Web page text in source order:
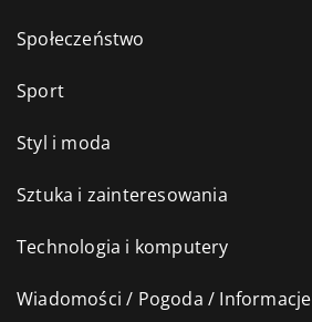
Społeczeństwo
Sport
Styl i moda
Sztuka i zainteresowania
Technologia i komputery
Wiadomości / Pogoda / Informacje